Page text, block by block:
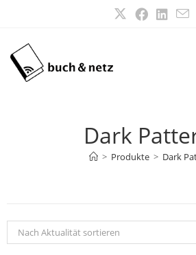
Dark
> Produkte > Dark
Nach Aktualität sortieren